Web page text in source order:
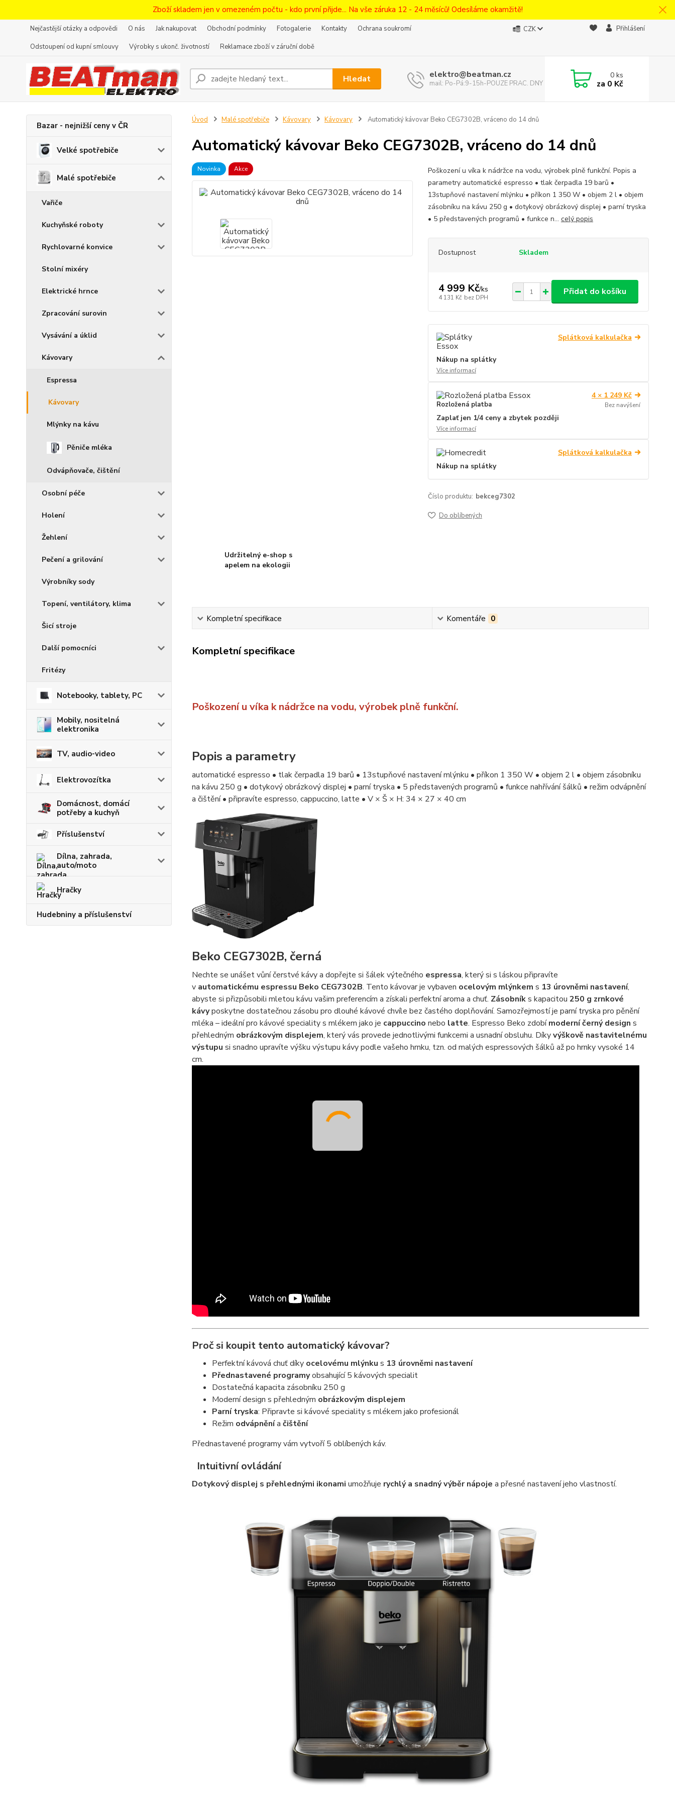
Zboží skladem jen v omezeném počtu - kdo první přijde... Na vše záruka 12 - 24 měsíců! Odesíláme okamžitě!
Nejčastější otázky a odpovědi O nás Jak nakupovat Obchodní podmínky Fotogalerie Kontakty
Ochrana soukromí
Odstoupení od kupní smlouvy
Výrobky s ukonč. životností Reklamace zboží v záruční době
CZK Přihlášení
Hledat elektro@beatman.cz
mail: Po-Pá:9-15h-POUZE PRAC. DNY
0ks
za 0 Kč
Bazar - nejnižší ceny v ČR
Velké spotřebiče
Malé spotřebiče
Vařiče
Kuchyňské roboty
Rychlovarné konvice
Stolní mixéry
Elektrické hrnce
Zpracování surovin
Vysávání a úklid
Kávovary
Espressa
Kávovary
Mlýnky na kávu
Pěniče mléka
Odvápňovače, čištění
Osobní péče
Holení
Žehlení
Pečení a grilování
Výrobníky sody
Topení, ventilátory, klima
Šicí stroje
Další pomocníci
Fritézy
Notebooky, tablety, PC
Mobily, nositelná
elektronika
TV, audio-video
Elektrovozítka
Domácnost, domácí
potřeby a kuchyň
Příslušenství
Dílna, zahrada,
auto/moto
Hračky
Hudebniny a příslušenství
Úvod Malé spotřebiče Kávovary Kávovary Automatický kávovar Beko CEG7302B, vráceno do 14 dnů
Automatický kávovar Beko CEG7302B, vráceno do 14 dnů
Novinka Akce
Poškození u víka k nádržce na vodu, výrobek plně funkční. Popis a
parametry automatické espresso • tlak čerpadla 19 barů •
13stupňové nastavení mlýnku • příkon 1 350 W • objem 2 l • objem
zásobníku na kávu 250 g • dotykový obrázkový displej • parní tryska
• 5 představených programů • funkce n... celý popis
Dostupnost Skladem
4 999 Kč/ks
4 131 Kč bez DPH
Přidat do košíku
Splátková kalkulačka
Nákup na splátky
Více informací
Rozložená platba
4 × 1 249 Kč
Bez navýšení
Zaplať jen 1/4 ceny a zbytek později
Více informací
Splátková kalkulačka
Nákup na splátky
Číslo produktu: bekceg7302
Do oblíbených
Udržitelný e-shop s
apelem na ekologii
Kompletní specifikace Komentáře 0
Kompletní specifikace
Poškození u víka k nádržce na vodu, výrobek plně funkční.
Popis a parametry
automatické espresso • tlak čerpadla 19 barů • 13stupňové nastavení mlýnku • příkon 1 350 W • objem 2 l • objem zásobníku
na kávu 250 g • dotykový obrázkový displej • parní tryska • 5 představených programů • funkce nahřívání šálků • režim odvápnění
a čištění • připravíte espresso, cappuccino, latte • V × Š × H: 34 × 27 × 40 cm
Beko CEG7302B, černá
Nechte se unášet vůní čerstvé kávy a dopřejte si šálek výtečného espressa, který si s láskou připravíte
v automatickému espressu Beko CEG7302B. Tento kávovar je vybaven ocelovým mlýnkem s 13 úrovněmi nastavení,
abyste si přizpůsobili mletou kávu vašim preferencím a získali perfektní aroma a chuť. Zásobníks kapacitou 250 g zrnkové
kávyposkytne dostatečnou zásobu pro dlouhé kávové chvíle bez častého doplňování. Samozřejmostí je parní tryska pro pěnění
mléka – ideální pro kávové speciality s mlékem jako je cappuccino nebo latte. Espresso Beko zdobímoderní černý design s
přehledným obrázkovým displejem, který vás provede jednotlivými funkcemi a usnadní obsluhu. Díkyvýškově nastavitelnému
výstupu si snadno upravíte výšku výstupu kávy podle vašeho hrnku, tzn. od malých espressových šálků až po hrnky vysoké 14
cm.
Proč si koupit tento automatický kávovar?
Perfektní kávová chuť díky ocelovému mlýnku s 13 úrovněmi nastavení
Přednastavené programyobsahující 5 kávových specialit
Dostatečná kapacita zásobníku 250 g
Moderní design s přehledným obrázkovým displejem
Parní tryska: Připravte si kávové speciality s mlékem jako profesionál
Režim odvápněnía čištění
Přednastavené programy vám vytvoří 5 oblíbených káv.
Intuitivní ovládání
Dotykový displej s přehlednými ikonami umožňuje rychlý a snadný výběr nápoje a přesné nastavení jeho vlastností.